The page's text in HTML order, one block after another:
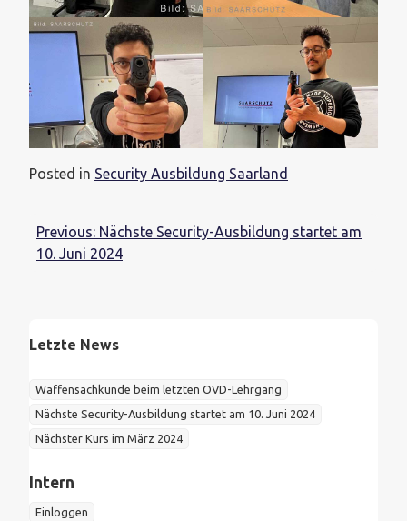
Posted in Security Ausbildung Saarland
Beitragsnavigation
Previous: Nächste Security-Ausbildung startet am
10. Juni 2024
Letzte News
Waffensachkunde beim letzten OVD-Lehrgang
Nächste Security-Ausbildung startet am 10. Juni 2024
Nächster Kurs im März 2024
Intern
Einloggen